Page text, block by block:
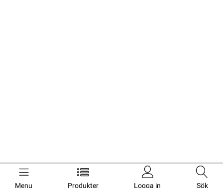
Menu Produkter Logga in Sök